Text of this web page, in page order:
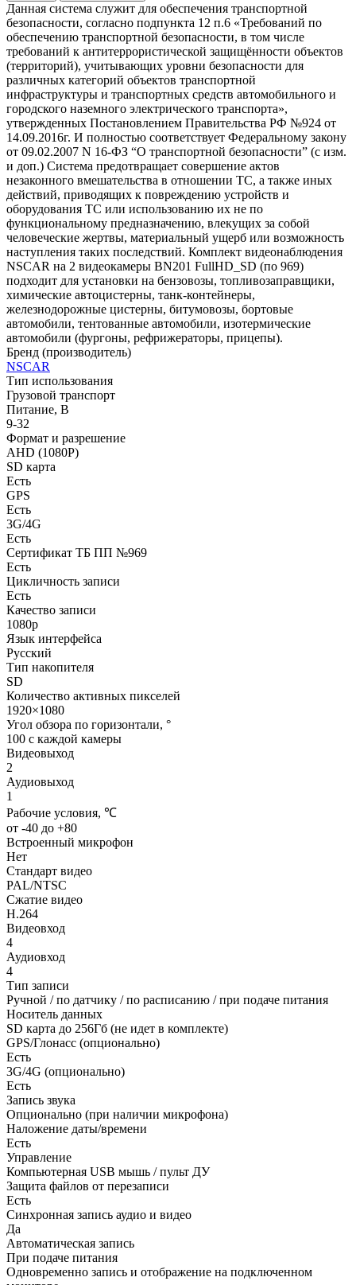
Данная система служит для обеспечения транспортной
безопасности, согласно подпункта 12 п.6 «Требований по
обеспечению транспортной безопасности, в том числе
требований к антитеррористической защищённости объектов
(территорий), учитывающих уровни безопасности для
различных категорий объектов транспортной
инфраструктуры и транспортных средств автомобильного и
городского наземного электрического транспорта»,
утвержденных Постановлением Правительства РФ №924 от
14.09.2016г. И полностью соответствует Федеральному закону
от 09.02.2007 N 16-ФЗ “О транспортной безопасности” (с изм.
и доп.) Система предотвращает совершение актов
незаконного вмешательства в отношении ТС, а также иных
действий, приводящих к повреждению устройств и
оборудования ТС или использованию их не по
функциональному предназначению, влекущих за собой
человеческие жертвы, материальный ущерб или возможность
наступления таких последствий. Комплект видеонаблюдения
NSCAR на 2 видеокамеры BN201 FullHD_SD (по 969)
подходит для установки на бензовозы, топливозаправщики,
химические автоцистерны, танк-контейнеры,
железнодорожные цистерны, битумовозы, бортовые
автомобили, тентованные автомобили, изотермические
автомобили (фургоны, рефрижераторы, прицепы).
Бренд (производитель)
NSCAR
Тип использования
Грузовой транспорт
Питание, В
9-32
Формат и разрешение
AHD (1080Р)
SD карта
Есть
GPS
Есть
3G/4G
Есть
Сертификат ТБ ПП №969
Есть
Цикличность записи
Есть
Качество записи
1080p
Язык интерфейса
Русский
Тип накопителя
SD
Количество активных пикселей
1920×1080
Угол обзора по горизонтали, °
100 с каждой камеры
Видеовыход
2
Аудиовыход
1
Рабочие условия, ℃
от -40 до +80
Встроенный микрофон
Нет
Стандарт видео
PAL/NTSC
Сжатие видео
H.264
Видеовход
4
Аудиовход
4
Тип записи
Ручной / по датчику / по расписанию / при подаче питания
Носитель данных
SD карта до 256Гб (не идет в комплекте)
GPS/Глонасс (опционально)
Есть
3G/4G (опционально)
Есть
Запись звука
Опционально (при наличии микрофона)
Наложение даты/времени
Есть
Управление
Компьютерная USB мышь / пульт ДУ
Защита файлов от перезаписи
Есть
Синхронная запись аудио и видео
Да
Автоматическая запись
При подаче питания
Одновременно запись и отображение на подключенном